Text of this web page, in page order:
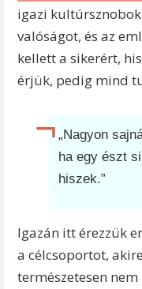
igazi
valóságot, és az
kellett a sikerért,
érjük, pedig mind
„Nagyon
ha egy észt
hiszek.”
Igazán itt érezzük
a célcsoportot,
természetesen